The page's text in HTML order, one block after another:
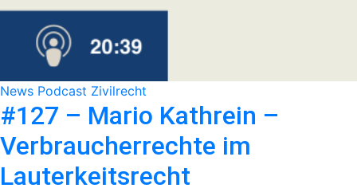
News Podcast Zivilrecht
#127 – Mario Kathrein –
Verbraucherrechte im
Lauterkeitsrecht